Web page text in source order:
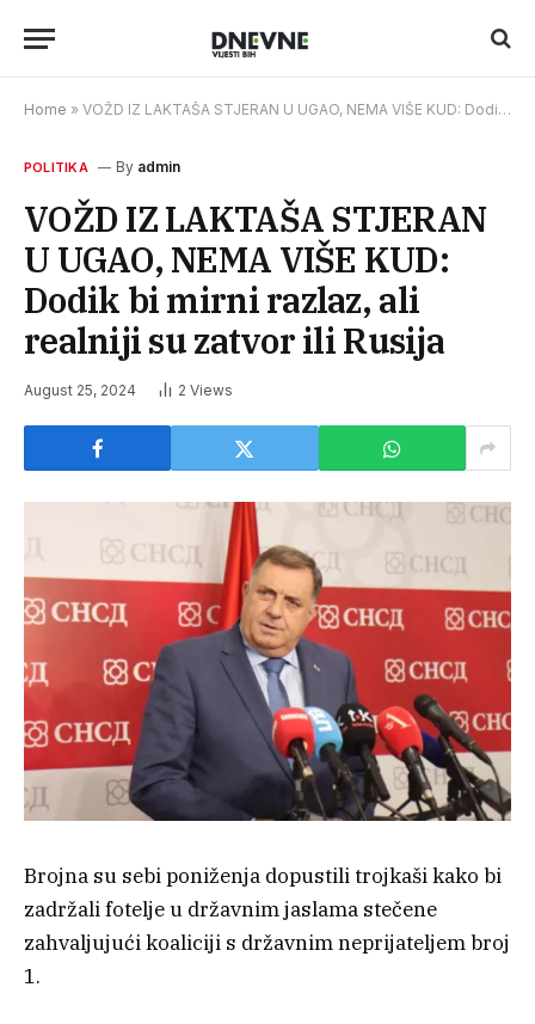
Home » VOŽD IZ LAKTAŠA STJERAN U UGAO, NEMA VIŠE KUD: Dodik bi mirni razlaz, ali realniji su zatvor ili Rusija
POLITIKA By admin
VOŽD IZ LAKTAŠA STJERAN
U UGAO, NEMA VIŠE KUD:
Dodik bi mirni razlaz, ali
realniji su zatvor ili Rusija
August 25, 2024 2 Views
Brojna su sebi poniženja dopustili trojkaši kako bi
zadržali fotelje u državnim jaslama stečene
zahvaljujući koaliciji s državnim neprijateljem broj
1.